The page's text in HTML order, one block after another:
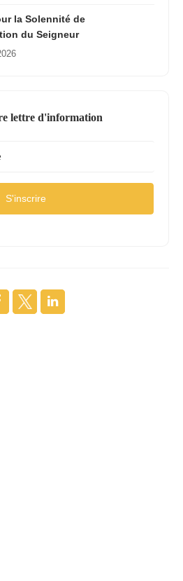
la Solennité de
du Seigneur
lettre d'information
S'inscrire